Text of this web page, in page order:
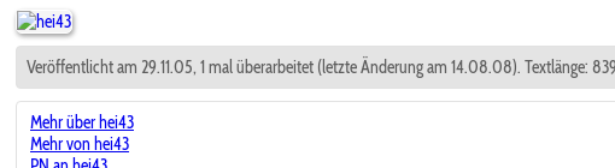
Veröffentlicht am 29.11.05, 1 mal überarbeitet (letzte Änderung am 14.08.08). Textlänge:
Mehr über hei43
Mehr von hei43